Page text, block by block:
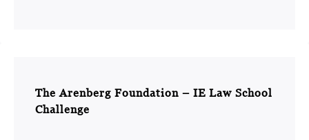
The Arenberg Foundation – IE Law School
Challenge